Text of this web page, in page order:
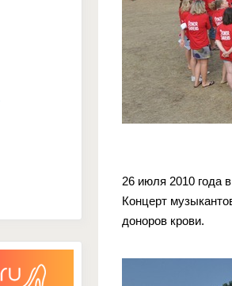
26 июля 2010 года
Концерт
доноров крови.